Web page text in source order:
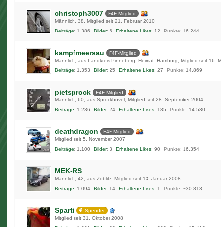
christoph3007
F4F-Mitglied
Männlich
38
Mitglied seit 21. Februar 2010
Beiträge
1.386 Bilder 6 Erhaltene Likes 12 Punkte 16.244
kampfmeersau
F4F-Mitglied
Männlich
aus Landkreis Pinneberg, Heimat: Hamburg
Mitglied seit 16.
Beiträge
1.353 Bilder 25 Erhaltene Likes 27 Punkte 14.869
pietsprock
F4F-Mitglied
Männlich
60 aus Sprockhövel Mitglied seit 28. September 2004
Beiträge
1.236 Bilder 24 Erhaltene Likes 185 Punkte 14.530
deathdragon
F4F-Mitglied
Mitglied seit 5. November 2007
Beiträge
1.100 Bilder 3 Erhaltene Likes 90 Punkte 16.354
MEK-RS
Männlich 42 aus Zöblitz Mitglied seit 13. Januar 2008
Beiträge
1.094 Bilder 14 Erhaltene Likes 1 Punkte −30.813
Sparti
Spender
Mitglied seit 31. Oktober 2008